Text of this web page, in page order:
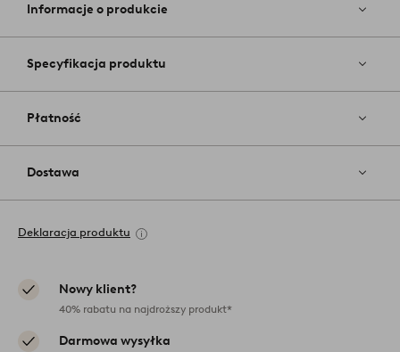
Informacje o produkcie
Specyfikacja produktu
Płatność
Dostawa
Deklaracja produktu
Nowy klient?
40% rabatu na najdroższy produkt*
Darmowa wysyłka